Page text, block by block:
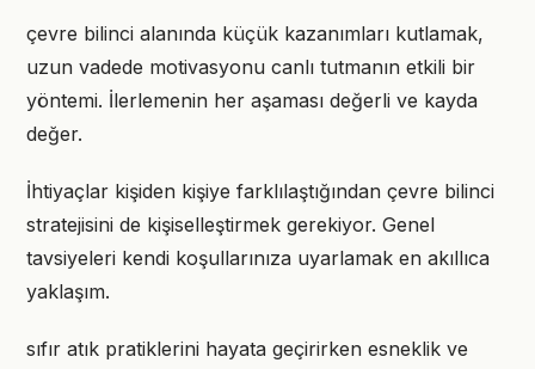
çevre bilinci alanında küçük kazanımları kutlamak,
uzun vadede motivasyonu canlı tutmanın etkili bir
yöntemi. İlerlemenin her aşaması değerli ve kayda
değer.
İhtiyaçlar kişiden kişiye farklılaştığından çevre bilinci
stratejisini de kişiselleştirmek gerekiyor. Genel
tavsiyeleri kendi koşullarınıza uyarlamak en akıllıca
yaklaşım.
sıfır atık pratiklerini hayata geçirirken esneklik ve